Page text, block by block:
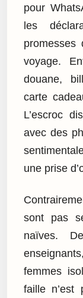
pour
les
voyage.
douane,
carte
L’escroc
avec des
une prise
sont pas
naïves.
femmes
faille n’est